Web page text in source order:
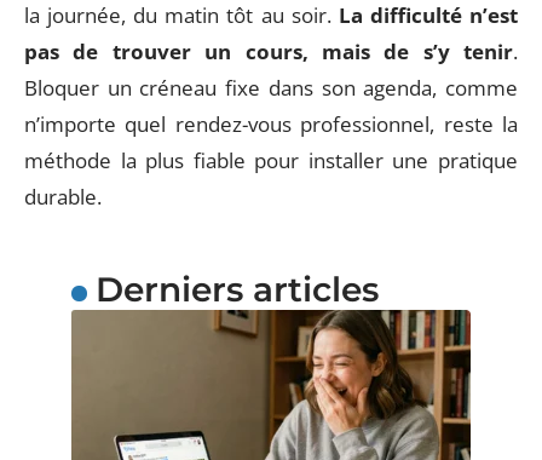
la journée, du matin tôt au soir. La difficulté n’est
pas de trouver un cours, mais de s’y tenir.
Bloquer un créneau fixe dans son agenda, comme
n’importe quel rendez-vous professionnel, reste la
méthode la plus fiable pour installer une pratique
durable.
Derniers articles